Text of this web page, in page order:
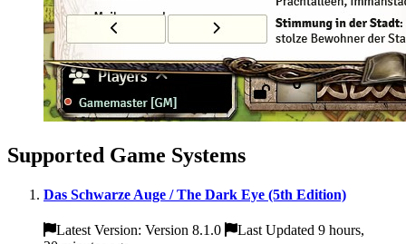
Supported Game Systems
Das Schwarze Auge / The Dark Eye (5th Edition)
Latest Version: Version 8.1.0
Last Updated 9 hours,